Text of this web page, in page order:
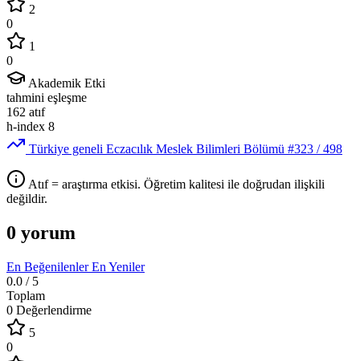
2
0
1
0
Akademik Etki
tahmini eşleşme
162 atıf
h-index 8
Türkiye geneli Eczacılık Meslek Bilimleri Bölümü #323 / 498
Atıf = araştırma etkisi. Öğretim kalitesi ile doğrudan ilişkili
değildir.
0 yorum
En BeğenilenlerEn Yeniler
0.0 / 5
Toplam
0 Değerlendirme
5
0